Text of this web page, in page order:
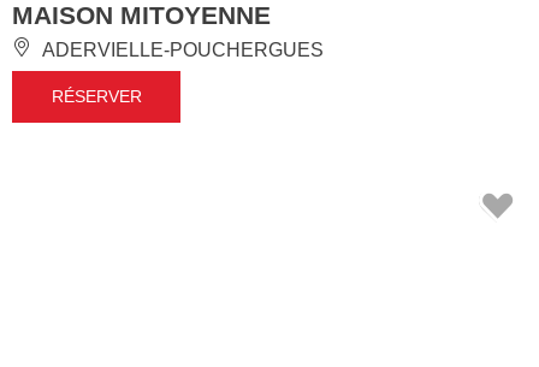
MAISON MITOYENNE
ADERVIELLE-POUCHERGUES
RÉSERVER